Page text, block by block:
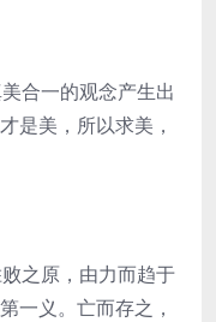
合一的观念产生出
是美，所以求美，
之原，由力而趋于
一义。亡而存之，